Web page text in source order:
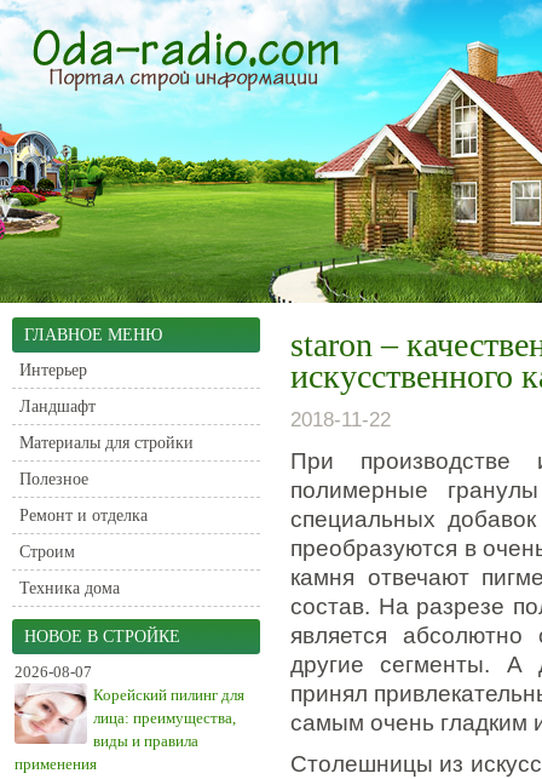
ГЛАВНОЕ МЕНЮ
Интерьер
Ландшафт
Материалы для стройки
Полезное
Ремонт и отделка
Строим
Техника дома
НОВОЕ В СТРОЙКЕ
2026-08-07
Корейский пилинг для
лица: преимущества,
виды и правила
применения
staron –
искусственного
2018-11-22
При производстве
полимерные
специальных
преобразуются в
камня отвечают
состав. На разрезе
является
другие сегменты. А
принял
самым очень гладким
Столешницы из